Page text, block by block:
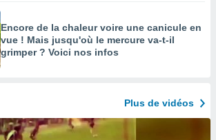
Encore de la chaleur voire une canicule en
vue ! Mais jusqu'où le mercure va-t-il
grimper ? Voici nos infos
Plus de vidéos